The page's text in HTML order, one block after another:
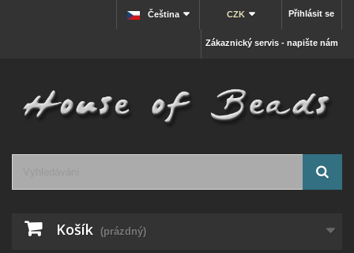
Přihlásit se
CZK
Čeština
Zákaznický servis - napište nám
Košík (prázdný)